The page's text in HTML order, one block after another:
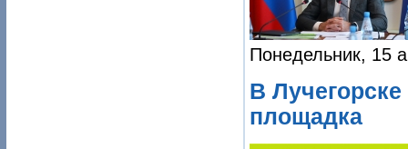
Понедельник, 15
В Лучегорске
площадка